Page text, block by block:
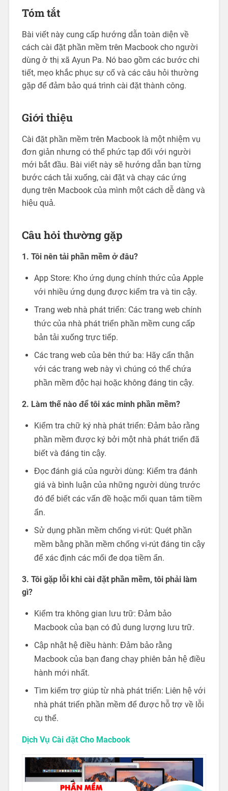
Tóm tắt
Bài viết này cung cấp hướng dẫn toàn diện về
cách cài đặt phần mềm trên Macbook cho người
dùng ở thị xã Ayun Pa. Nó bao gồm các bước chi
tiết, mẹo khắc phục sự cố và các câu hỏi thường
gặp để đảm bảo quá trình cài đặt thành công.
Giới thiệu
Cài đặt phần mềm trên Macbook là một nhiệm vụ
đơn giản nhưng có thể phức tạp đối với người
mới bắt đầu. Bài viết này sẽ hướng dẫn bạn từng
bước cách tải xuống, cài đặt và chạy các ứng
dụng trên Macbook của mình một cách dễ dàng và
hiệu quả.
Câu hỏi thường gặp
1. Tôi nên tải phần mềm ở đâu?
App Store: Kho ứng dụng chính thức của Apple
với nhiều ứng dụng được kiểm tra và tin cậy.
Trang web nhà phát triển: Các trang web chính
thức của nhà phát triển phần mềm cung cấp
bản tải xuống trực tiếp.
Các trang web của bên thứ ba: Hãy cẩn thận
với các trang web này vì chúng có thể chứa
phần mềm độc hại hoặc không đáng tin cậy.
2. Làm thế nào để tôi xác minh phần mềm?
Kiểm tra chữ ký nhà phát triển: Đảm bảo rằng
phần mềm được ký bởi một nhà phát triển đã
biết và đáng tin cậy.
Đọc đánh giá của người dùng: Kiểm tra đánh
giá và bình luận của những người dùng trước
đó để biết các vấn đề hoặc mối quan tâm tiềm
ẩn.
Sử dụng phần mềm chống vi-rút: Quét phần
mềm bằng phần mềm chống vi-rút đáng tin cậy
để xác định các mối đe dọa tiềm ẩn.
3. Tôi gặp lỗi khi cài đặt phần mềm, tôi phải làm
gì?
Kiểm tra không gian lưu trữ: Đảm bảo
Macbook của bạn có đủ dung lượng lưu trữ.
Cập nhật hệ điều hành: Đảm bảo rằng
Macbook của bạn đang chạy phiên bản hệ điều
hành mới nhất.
Tìm kiếm trợ giúp từ nhà phát triển: Liên hệ với
nhà phát triển phần mềm để được hỗ trợ về lỗi
cụ thể.
Dịch Vụ Cài đặt Cho Macbook